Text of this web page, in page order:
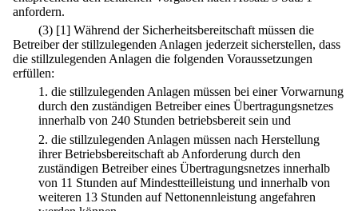
anfordern.
(3) [1] Während der Sicherheitsbereitschaft müssen die
Betreiber der stillzulegenden Anlagen jederzeit sicherstellen, dass
die stillzulegenden Anlagen die folgenden Voraussetzungen
erfüllen:
1. die stillzulegenden Anlagen müssen bei einer Vorwarnung
durch den zuständigen Betreiber eines Übertragungsnetzes
innerhalb von 240 Stunden betriebsbereit sein und
2. die stillzulegenden Anlagen müssen nach Herstellung
ihrer Betriebsbereitschaft ab Anforderung durch den
zuständigen Betreiber eines Übertragungsnetzes innerhalb
von 11 Stunden auf Mindestteilleistung und innerhalb von
weiteren 13 Stunden auf Nettonennleistung angefahren